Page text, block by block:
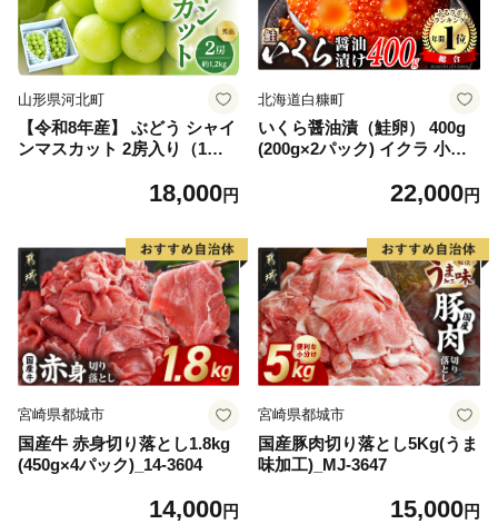
山形県河北町
【令和8年産】 ぶどう シャイ
ンマスカット 2房入り（1房6
産【山形eLab】 ka074-023-r
18,000円
北海道白糠町
いくら醤油漬（鮭卵） 400g
(200g×2パック) イクラ 小分
くら醤油漬け 鮭 鮭卵 ikura
大好評品 北海道 白糠町
22,000円
宮崎県都城市
国産牛 赤身切り落とし1.8kg
(450g×4パック)_14-3604
14,000円
宮崎県都城市
国産豚肉切り落とし5Kg(うま
味加工)_MJ-3647
15,000円